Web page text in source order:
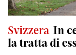
Svizzera In
la tratta di